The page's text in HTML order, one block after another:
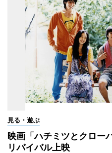
見る・遊ぶ
映画「ハチミツとクロー
リバイバル上映